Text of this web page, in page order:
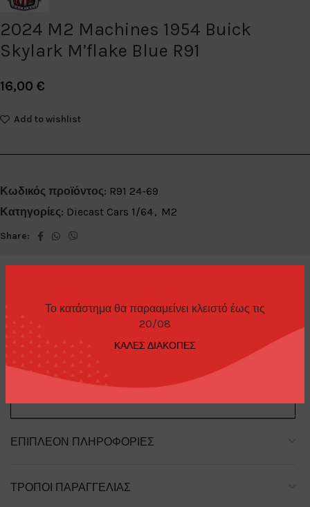
Το κατάστημα θα παρααμείνει κλειστό έως τις
20/08
ΚΑΛΕΣ ΔΙΑΚΟΠΕΣ
2024 M2 Machines 1954 Buick
Skylark M’flake Blue R91
16,00 €
Add to wishlist
Κωδικός προϊόντος: R91 24-69
Κατηγορίες: Diecast Cars 1/64, M2
Share:
ΠΕΡΙΓΡΑΦΉ
2024 M2 Machines 1954 Buick Skylark M’flake Blue R91
ΕΠΙΠΛΈΟΝ ΠΛΗΡΟΦΟΡΊΕΣ
ΤΡΌΠΟΙ ΠΑΡΑΓΓΕΛΊΑΣ